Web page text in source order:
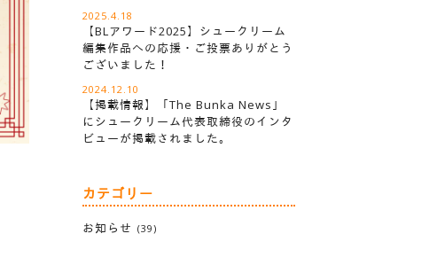
2025.4.18
【BLアワード2025】シュークリーム
編集作品への応援・ご投票ありがとう
ございました！
2024.12.10
【掲載情報】「The Bunka News」
にシュークリーム代表取締役のインタ
ビューが掲載されました。
カテゴリー
お知らせ (39)